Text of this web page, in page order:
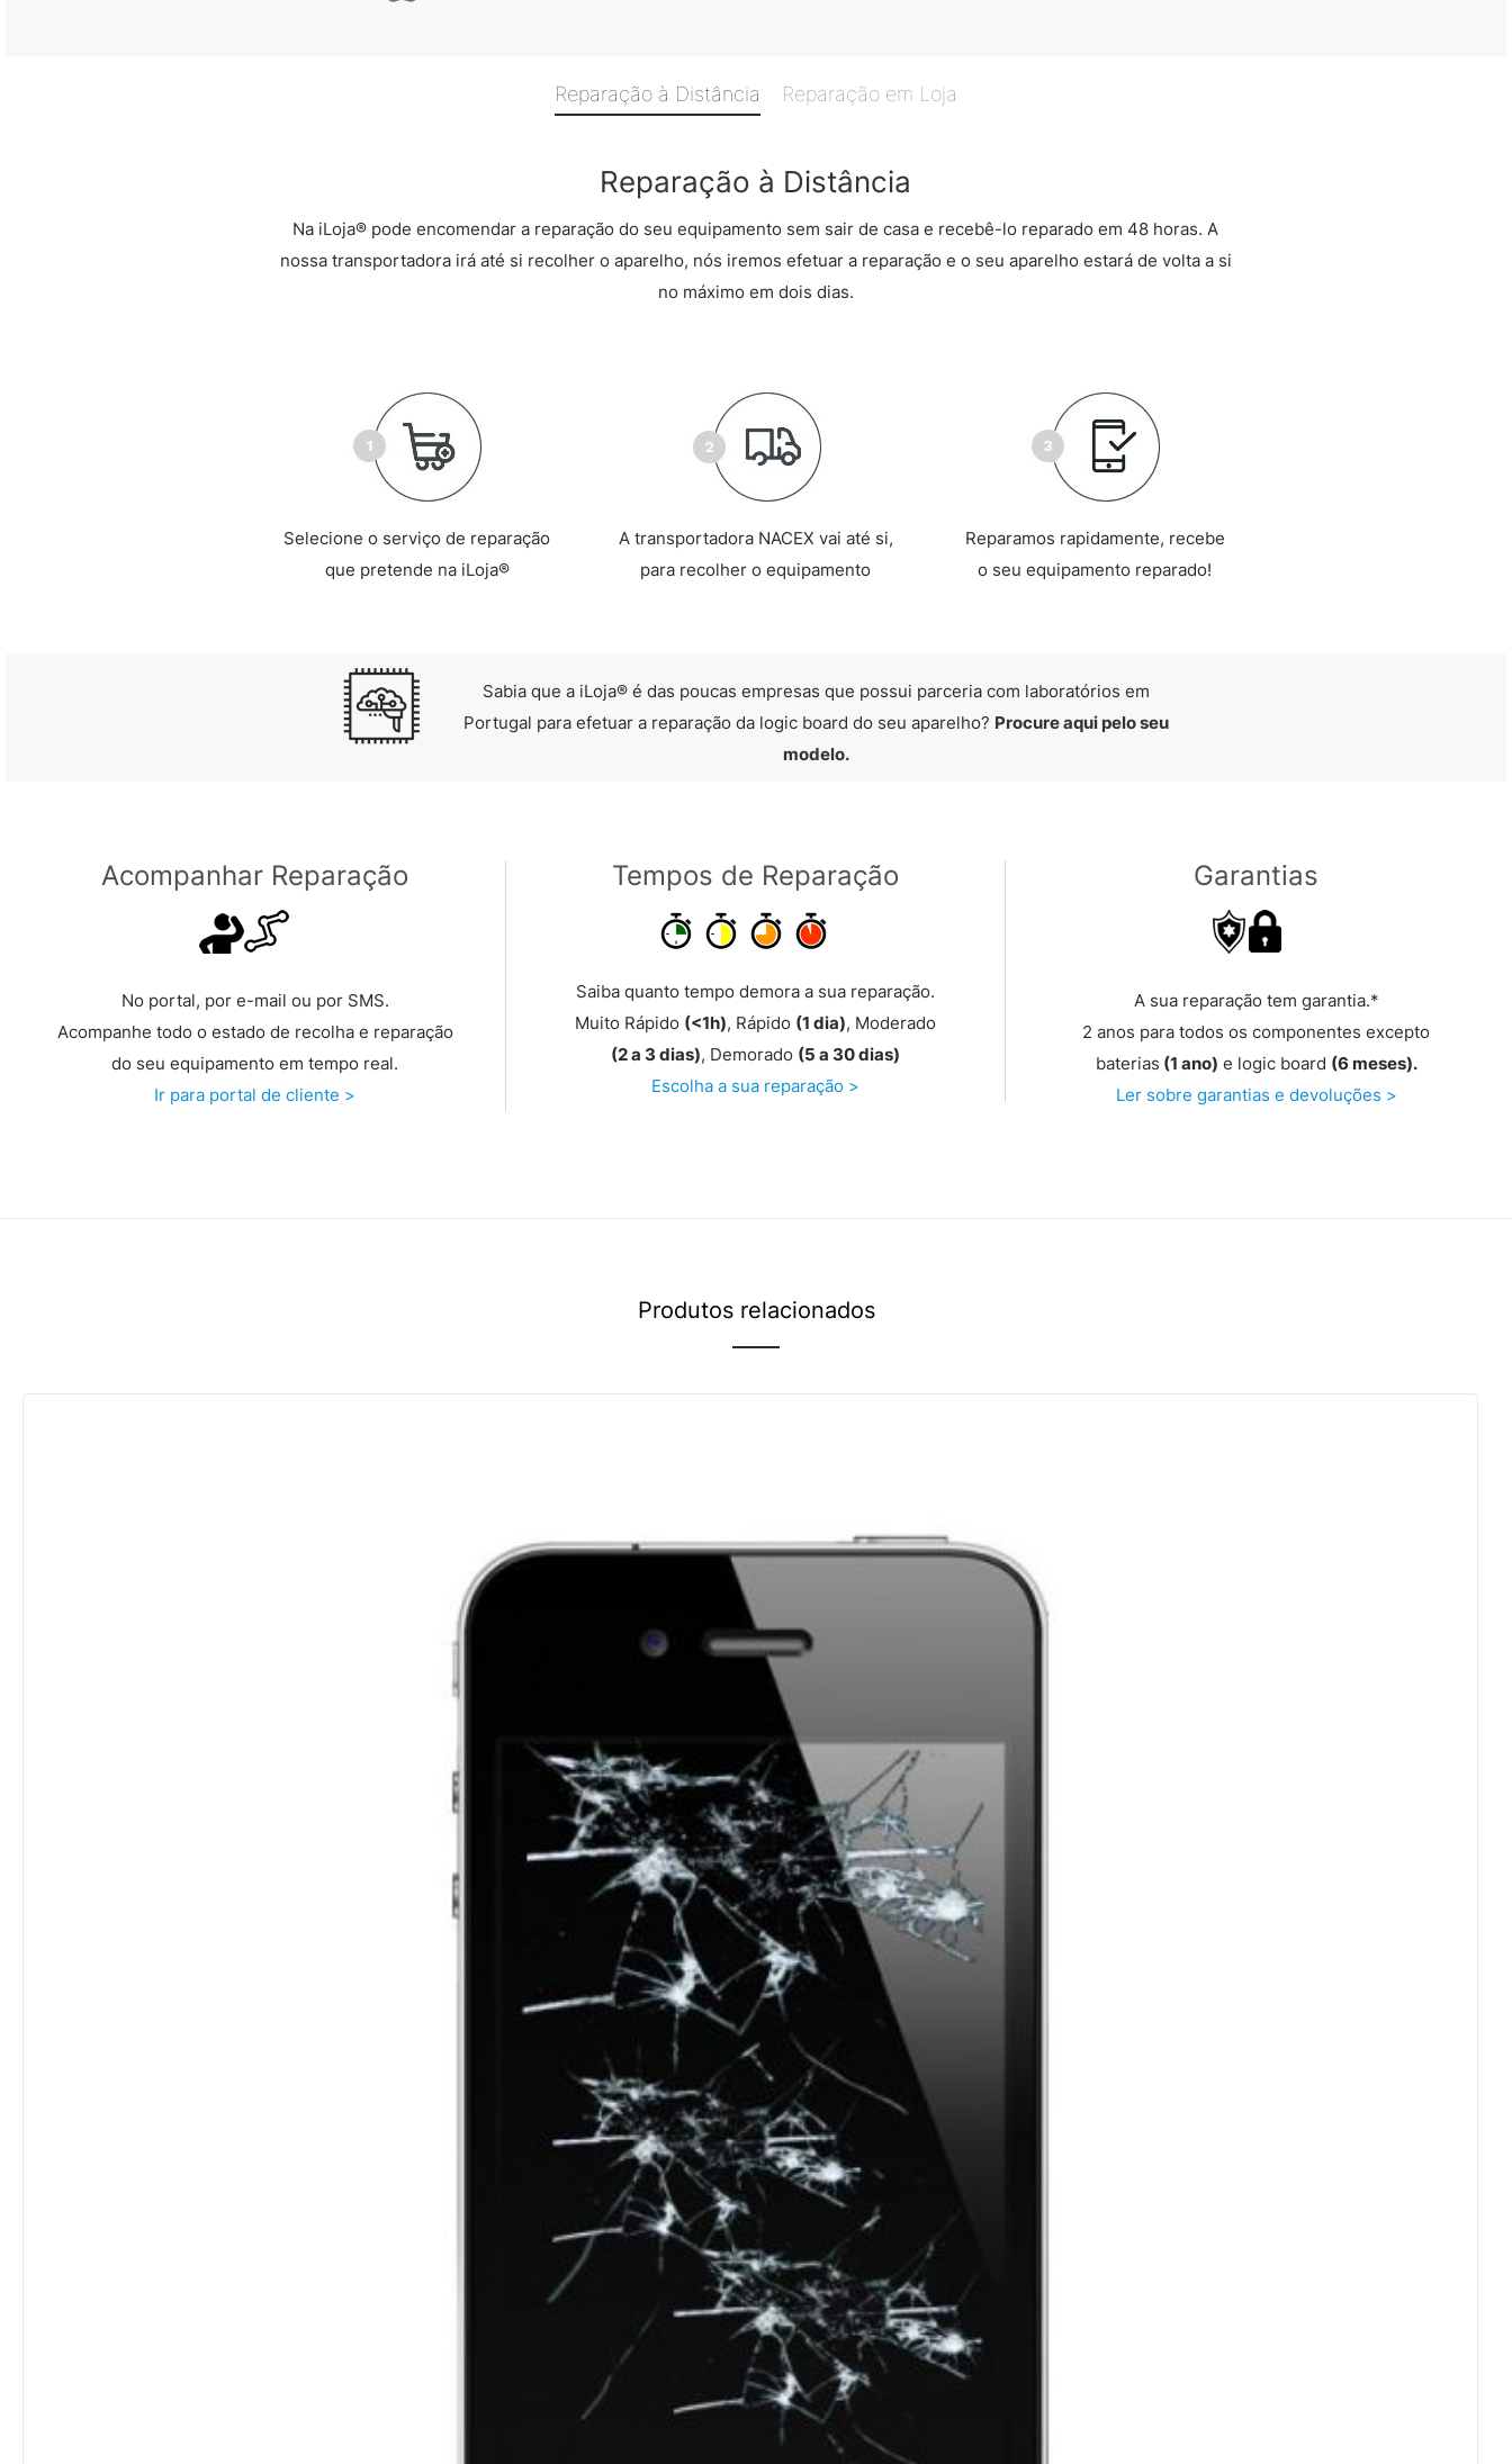
Reparação à Distância Reparação em Loja
Reparação à Distância
Na iLoja® pode encomendar a reparação do seu equipamento sem sair de casa e recebê-lo reparado em 48 horas. A
nossa transportadora irá até si recolher o aparelho, nós iremos efetuar a reparação e o seu aparelho estará de volta a si
no máximo em dois dias.
Selecione o serviço de reparação
que pretende na iLoja®
A transportadora NACEX vai até si,
para recolher o equipamento
Reparamos rapidamente, recebe
o seu equipamento reparado!
Sabia que a iLoja® é das poucas empresas que possui parceria com laboratórios em
Portugal para efetuar a reparação da logic board do seu aparelho? Procure aqui pelo seu
modelo.
Acompanhar Reparação
No portal, por e-mail ou por SMS.
Acompanhe todo o estado de recolha e reparação
do seu equipamento em tempo real.
Ir para portal de cliente >
Tempos de Reparação
Saiba quanto tempo demora a sua reparação.
Muito Rápido (<1h), Rápido (1 dia), Moderado
(2 a 3 dias), Demorado (5 a 30 dias)
Escolha a sua reparação >
Garantias
A sua reparação tem garantia.*
2 anos para todos os componentes excepto
baterias (1 ano) e logic board (6 meses).
Ler sobre garantias e devoluções >
Produtos relacionados